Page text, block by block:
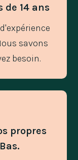
de 14 ans
savons
besoin.
propres